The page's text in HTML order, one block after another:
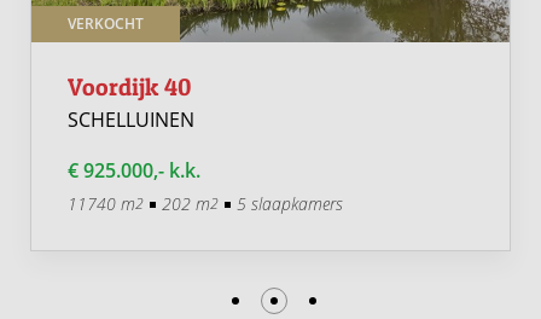
VERKOCHT
Voordijk 40
SCHELLUINEN
€ 925.000,- k.k.
11740 m2 202 m2 5 slaapkamers